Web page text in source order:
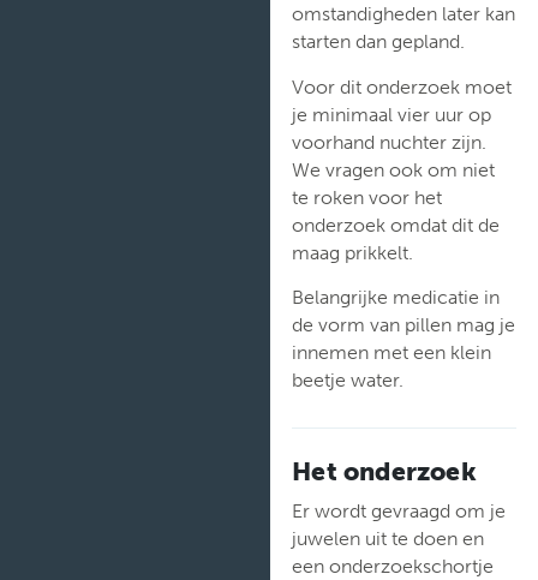
omstandigheden later kan
starten dan gepland.
Voor dit onderzoek moet
je minimaal vier uur op
voorhand nuchter zijn.
We vragen ook om niet
te roken voor het
onderzoek omdat dit de
maag prikkelt.
Belangrijke medicatie in
de vorm van pillen mag je
innemen met een klein
beetje water.
Het onderzoek
Er wordt gevraagd om je
juwelen uit te doen en
een onderzoekschortje